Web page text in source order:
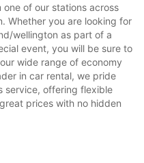
of our stations across
Whether you are looking for
wellington as part of a
event, you will be sure to
wide range of economy
in car rental, we pride
service, offering flexible
prices with no hidden